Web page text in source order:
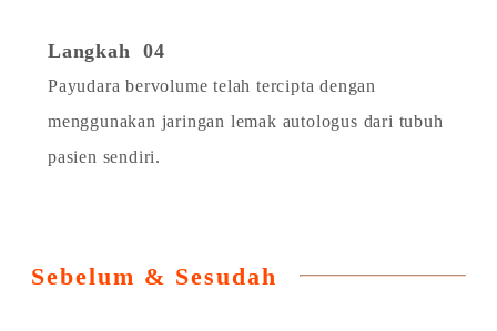
Langkah 04
Payudara bervolume telah tercipta dengan
menggunakan jaringan lemak autologus dari tubuh
pasien sendiri.
Sebelum & Sesudah